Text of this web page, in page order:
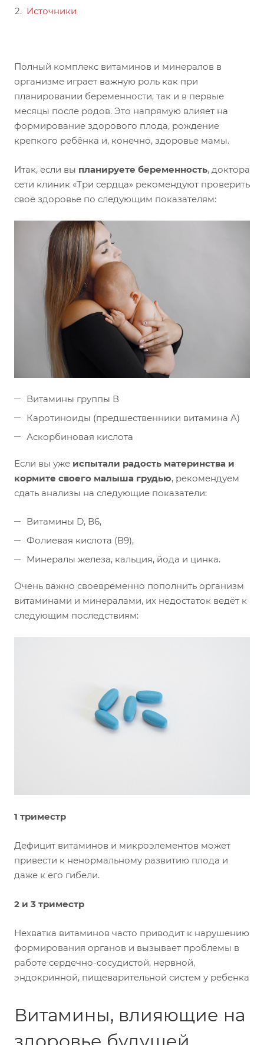
Источники
Полный комплекс витаминов и минералов в
организме играет важную роль как при
планировании беременности, так и в первые
месяцы после родов. Это напрямую влияет на
формирование здорового плода, рождение
крепкого ребёнка и, конечно, здоровье мамы.
Итак, если вы планируете беременность, доктора
сети клиник «Три сердца» рекомендуют проверить
своё здоровье по следующим показателям:
Витамины группы В
Каротиноиды (предшественники витамина А)
Аскорбиновая кислота
Если вы уже испытали радость материнства и
кормите своего малыша грудью, рекомендуем
сдать анализы на следующие показатели:
Витамины D, В6,
Фолиевая кислота (В9),
Минералы железа, кальция, йода и цинка.
Очень важно своевременно пополнить организм
витаминами и минералами, их недостаток ведёт к
следующим последствиям:
1 триместр
Дефицит витаминов и микроэлементов может
привести к ненормальному развитию плода и
даже к его гибели.
2 и 3 триместр
Нехватка витаминов часто приводит к нарушению
формирования органов и вызывает проблемы в
работе сердечно-сосудистой, нервной,
эндокринной, пищеварительной систем у ребенка
Витамины, влияющие на